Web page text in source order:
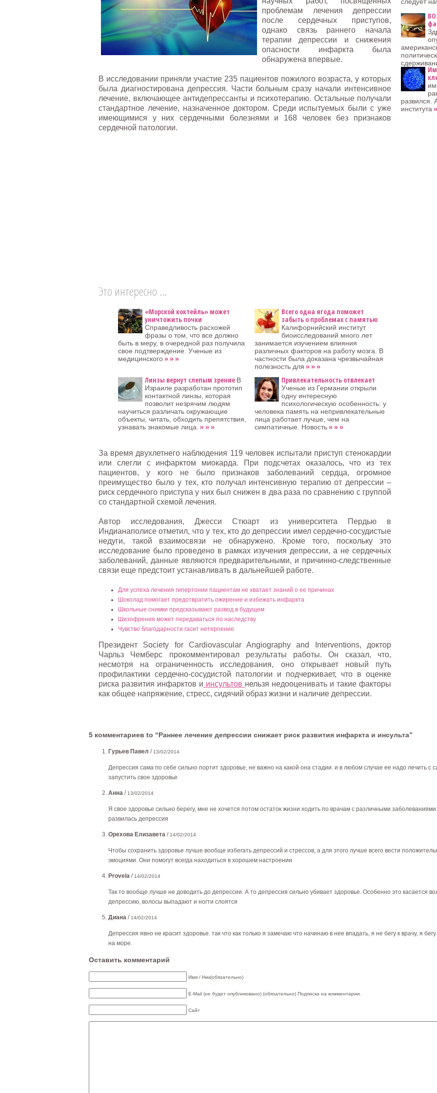
проблемам лечения депрессии
после сердечных приступов,
однако связь раннего начала
терапии депрессии и снижения
опасности инфаркта была
обнаружена впервые.
В исследовании приняли участие 235 пациентов пожилого возраста, у которых
была диагностирована депрессия. Части больным сразу начали интенсивное
лечение, включающее антидепрессанты и психотерапию. Остальные получали
стандартное лечение, назначенное доктором. Среди испытуемых были с уже
имеющимися у них сердечными болезнями и 168 человек без признаков
сердечной патологии.
Это интересно ...
«Морской коктейль» может
уничтожить почки
Справедливость расхожей
фразы о том, что все должно
быть в меру, в очередной раз получила
свое подтверждение. Ученые из
медицинского» » »
Всего одна ягода поможет
забыть о проблемах с памятью
Калифорнийский институт
биоисследований много лет
занимается изучением влияния
различных факторов на работу мозга. В
частности была доказана чрезвычайная
полезность для » » »
Линзы вернут слепым зрение В
Израиле разработан прототип
контактной линзы, которая
позволит незрячим людям
научиться различать окружающие
объекты, читать, обходить препятствия,
узнавать знакомые лица. » » »
Привлекательность отвлекает
Ученые из Германии открыли
одну интересную
психологическую особенность: у
человека память на непривлекательные
лица работает лучше, чем на
симпатичные. Новость» » »
За время двухлетнего наблюдения 119 человек испытали приступ стенокардии
или слегли с инфарктом миокарда. При подсчетах оказалось, что из тех
пациентов, у кого не было признаков заболеваний сердца, огромное
преимущество было у тех, кто получал интенсивную терапию от депрессии –
риск сердечного приступа у них был снижен в два раза по сравнению с группой
со стандартной схемой лечения.
Автор исследования, Джесси Стюарт из университета Пердью в
Индианаполисе отметил, что у тех, кто до депрессии имел сердечно-сосудистые
недуги, такой взаимосвязи не обнаружено. Кроме того, поскольку это
исследование было проведено в рамках изучения депрессии, а не сердечных
заболеваний, данные являются предварительными, и причинно-следственные
связи еще предстоит устанавливать в дальнейшей работе.
Для успеха лечения гипертонии пациентам не хватает знаний о ее причинах
Шоколад помогает предотвратить ожирение и избежать инфаркта
Школьные снимки предсказывают развод в будущем
Шизофрения может передаваться по наследству
Чувство благодарности гасит нетерпение
Президент Society for Cardiovascular Angiography and Interventions, доктор
Чарльз Чемберс прокомментировал результаты работы. Он сказал, что,
несмотря на ограниченность исследования, оно открывает новый путь
профилактики сердечно-сосудистой патологии и подчеркивает, что в оценке
риска развития инфарктов и инсультов нельзя недооценивать и такие факторы
как общее напряжение, стресс, сидячий образ жизни и наличие депрессии.
развился.
института
5 комментариев to “Раннее лечение депрессии снижает риск развития инфаркта и инсульта”
Гурьев Павел / 13/02/2014
Депрессия сама по себе сильно портит здоровье, не важно на какой она стадии. и в любом случае ее надо лечить с
запустить свое здоровье
Анна / 13/02/2014
Я свое здоровье сильно берегу, мне не хочется потом остаток жизни ходить по врачам с различными
развилась депрессия
Орехова Елизавета / 14/02/2014
Чтобы сохранить здоровье лучше вообще избегать депрессий и стрессов, а для этого лучше всего вести
эмоциями. Они помогут всегда находиться в хорошем настроении
Provela / 14/02/2014
Так то вообще лучше не доводить до депрессии. А то депрессия сильно убивает здоровье. Особенно это касается
депрессию, волосы выпадают и ногти слоятся
Диана / 14/02/2014
Депрессия явно не красит здоровье. так что как только я замечаю что начинаю в нее впадать, я не бегу к врачу, я
на море.
Оставить комментарий
Имя / Ник(обязательно)
E-Mail (не будет опубликовано) (обязательно) Подписка на комментарии.
Сайт